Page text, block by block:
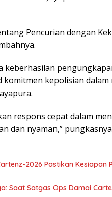
Pencurian dengan
keberhasilan
komitmen kepolisian
respons cepat dalam
dan nyaman,”
2026 Pastikan Kesiapan
Saat Satgas Ops Damai